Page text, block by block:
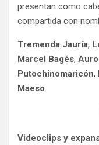
presentan como
compartida con
Tremenda Jauría,
Marcel Bagés,
Putochinomaricón,
Maeso.
Videoclips y